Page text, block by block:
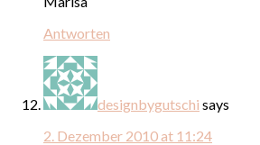
Antworten
designbygutschi says
2. Dezember 2010 at 11:24